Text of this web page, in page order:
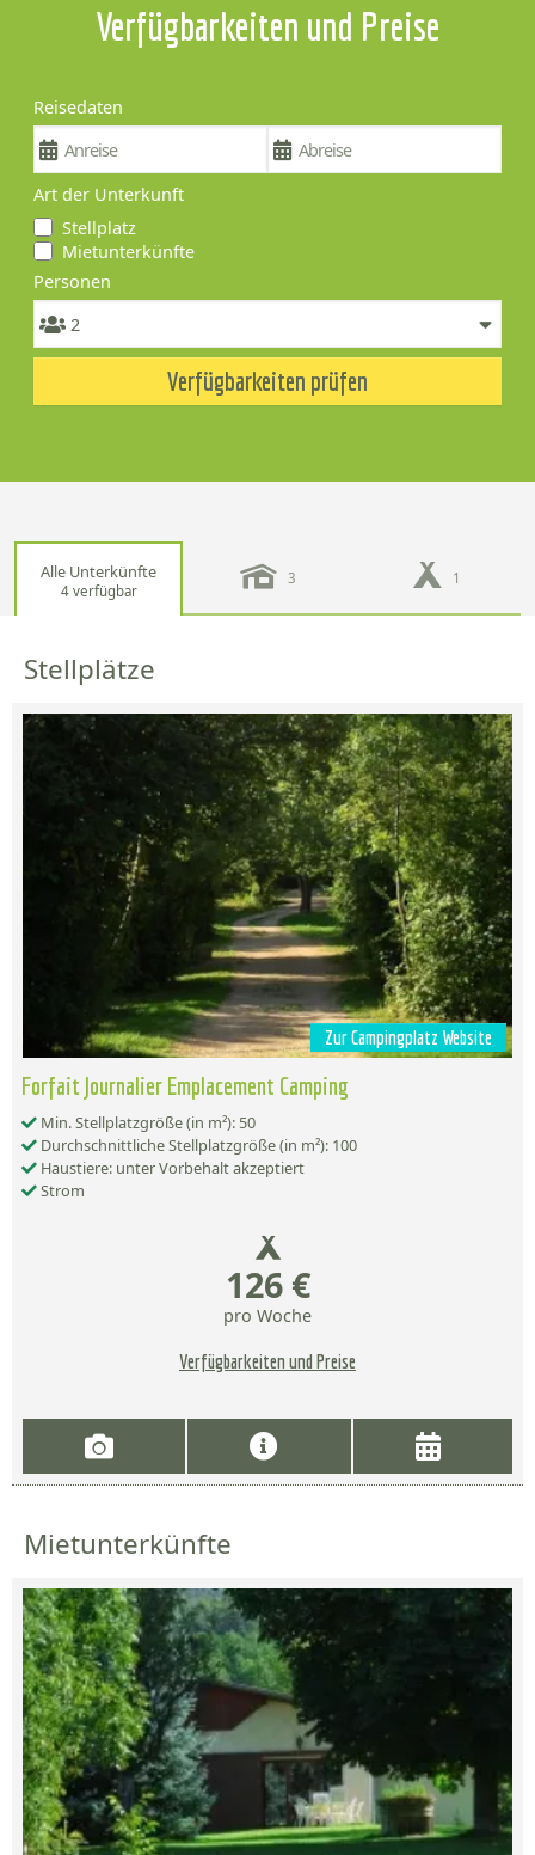
Verfügbarkeiten und Preise
Reisedaten
Art der Unterkunft
Stellplatz
Mietunterkünfte
Personen
Verfügbarkeiten prüfen
Alle Unterkünfte
4 verfügbar
3 1
Stellplätze
Zur Campingplatz Website
Forfait Journalier Emplacement Camping
Min. Stellplatzgröße (in m²): 50
Durchschnittliche Stellplatzgröße (in m²): 100
Haustiere: unter Vorbehalt akzeptiert
Strom
126 €
pro Woche
Verfügbarkeiten und Preise
Mietunterkünfte